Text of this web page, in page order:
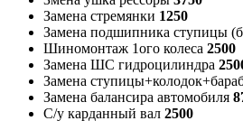
Замена стремянки 1250
Замена подшипника ступицы
Шиномонтаж 1ого колеса 2500
Замена ШС гидроцилиндра
Замена
Замена балансира автомобиля
С/у карданный вал 2500